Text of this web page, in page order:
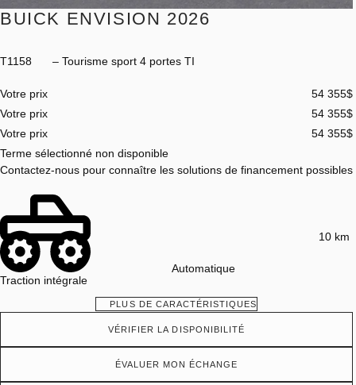
BUICK ENVISION 2026
T1158 – Tourisme sport 4 portes TI
Votre prix 54 355$
Votre prix
54 355$
Votre prix
54 355$
Terme sélectionné non disponible
Contactez-nous pour connaître les solutions de financement possibles
Traction intégrale
Automatique
10 km
PLUS DE CARACTÉRISTIQUES
VÉRIFIER LA DISPONIBILITÉ
ÉVALUER MON ÉCHANGE